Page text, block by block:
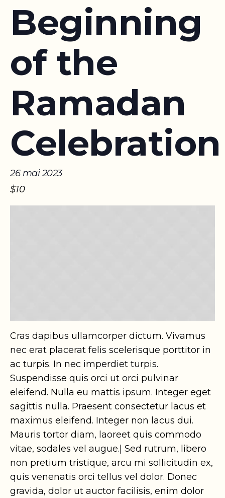
Beginning
of the
Ramadan
Celebration
26 mai 2023
$10
Cras dapibus ullamcorper dictum. Vivamus
nec erat placerat felis scelerisque porttitor in
ac turpis. In nec imperdiet turpis.
Suspendisse quis orci ut orci pulvinar
eleifend. Nulla eu mattis ipsum. Integer eget
sagittis nulla. Praesent consectetur lacus et
maximus eleifend. Integer non lacus dui.
Mauris tortor diam, laoreet quis commodo
vitae, sodales vel augue.| Sed rutrum, libero
non pretium tristique, arcu mi sollicitudin ex,
quis venenatis orci tellus vel dolor. Donec
gravida, dolor ut auctor facilisis, enim dolor